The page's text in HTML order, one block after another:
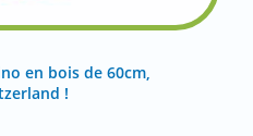
en bois de 60cm,
!